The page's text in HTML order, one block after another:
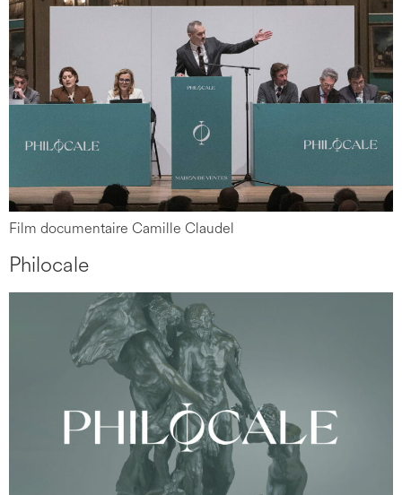
Film documentaire Camille Claudel
Philocale